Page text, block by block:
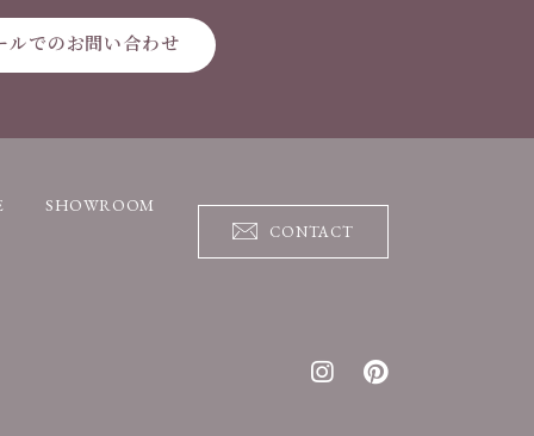
ルでのお問い合わせ
SHOWROOM
CONTACT